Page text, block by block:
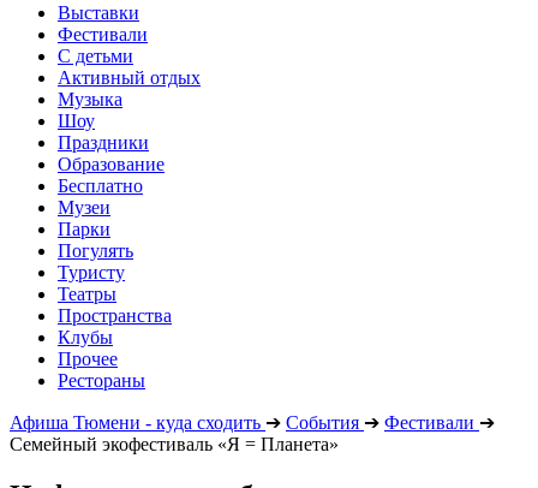
Выставки
Фестивали
С детьми
Активный отдых
Музыка
Шоу
Праздники
Образование
Бесплатно
Музеи
Парки
Погулять
Туристу
Театры
Пространства
Клубы
Прочее
Рестораны
Афиша Тюмени - куда сходить ➔ События ➔ Фестивали ➔
Семейный экофестиваль «Я = Планета»